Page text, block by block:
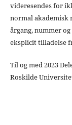
videresendes for
normal
årgang, nummer
eksplicit tilladelse
Til og med 2023
Roskilde